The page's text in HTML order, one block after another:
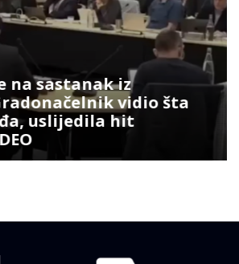
sastanak iz
vidio šta
uslijedila hit